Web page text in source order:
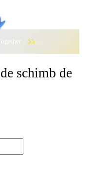
· $500,000
schimb de